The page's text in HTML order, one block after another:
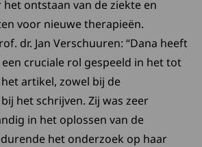
ontstaan van de ziekte en
voor nieuwe therapieën.
dr. Jan Verschuuren: “Dana heeft
cruciale rol gespeeld in het tot
artikel, zowel bij de
het schrijven. Zij was zeer
in het oplossen van de
het onderzoek op haar